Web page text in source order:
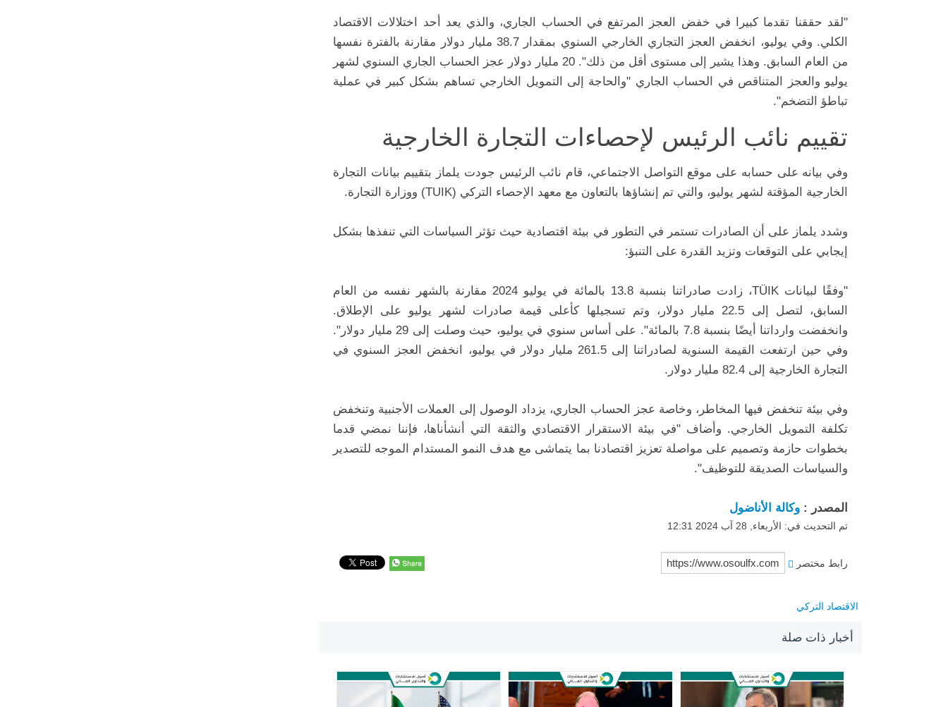
"لقد حققنا تقدما كبيرا في خفض العجز المرتفع في الحساب الجاري، والذي يعد أحد اختلالات الاقتصاد
الكلي. وفي يوليو، انخفض العجز التجاري الخارجي السنوي بمقدار 38.7 مليار دولار مقارنة بالفترة نفسها
من العام السابق. وهذا يشير إلى مستوى أقل من ذلك". 20 مليار دولار عجز الحساب الجاري السنوي لشهر
يوليو والعجز المتناقص في الحساب الجاري "والحاجة إلى التمويل الخارجي تساهم بشكل كبير في عملية
تباطؤ التضخم".
تقييم نائب الرئيس لإحصاءات التجارة الخارجية
وفي بيانه على حسابه على موقع التواصل الاجتماعي، قام نائب الرئيس جودت يلماز بتقييم بيانات التجارة
الخارجية المؤقتة لشهر يوليو، والتي تم إنشاؤها بالتعاون مع معهد الإحصاء التركي (TUIK) ووزارة التجارة.
وشدد يلماز على أن الصادرات تستمر في التطور في بيئة اقتصادية حيث تؤثر السياسات التي تنفذها بشكل
إيجابي على التوقعات وتزيد القدرة على التنبؤ:
"وفقًا لبيانات TÜIK، زادت صادراتنا بنسبة 13.8 بالمائة في يوليو 2024 مقارنة بالشهر نفسه من العام
السابق، لتصل إلى 22.5 مليار دولار، وتم تسجيلها كأعلى قيمة صادرات لشهر يوليو على الإطلاق.
وانخفضت وارداتنا أيضًا بنسبة 7.8 بالمائة". على أساس سنوي في يوليو، حيث وصلت إلى 29 مليار دولار".
وفي حين ارتفعت القيمة السنوية لصادراتنا إلى 261.5 مليار دولار في يوليو، انخفض العجز السنوي في
التجارة الخارجية إلى 82.4 مليار دولار.
وفي بيئة تنخفض فيها المخاطر، وخاصة عجز الحساب الجاري، يزداد الوصول إلى العملات الأجنبية وتنخفض
تكلفة التمويل الخارجي. وأضاف "في بيئة الاستقرار الاقتصادي والثقة التي أنشأناها، فإننا نمضي قدما
بخطوات حازمة وتصميم على مواصلة تعزيز اقتصادنا بما يتماشى مع هدف النمو المستدام الموجه للتصدير
والسياسات الصديقة للتوظيف".
المصدر : وكالة الأناضول
تم التحديث في: الأربعاء, 28 آب 2024 12:31
رابط مختصر
الاقتصاد التركي
أخبار ذات صلة